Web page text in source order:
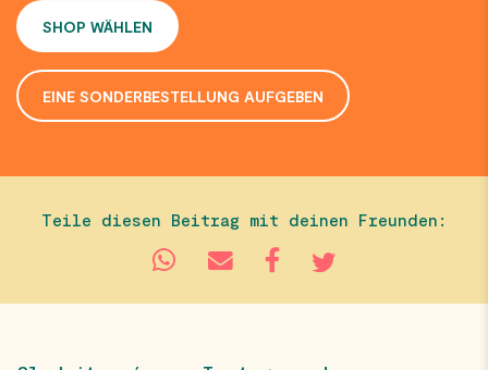
SHOP WÄHLEN
EINE SONDERBESTELLUNG AUFGEBEN
Teile diesen Beitrag mit deinen Freunden: